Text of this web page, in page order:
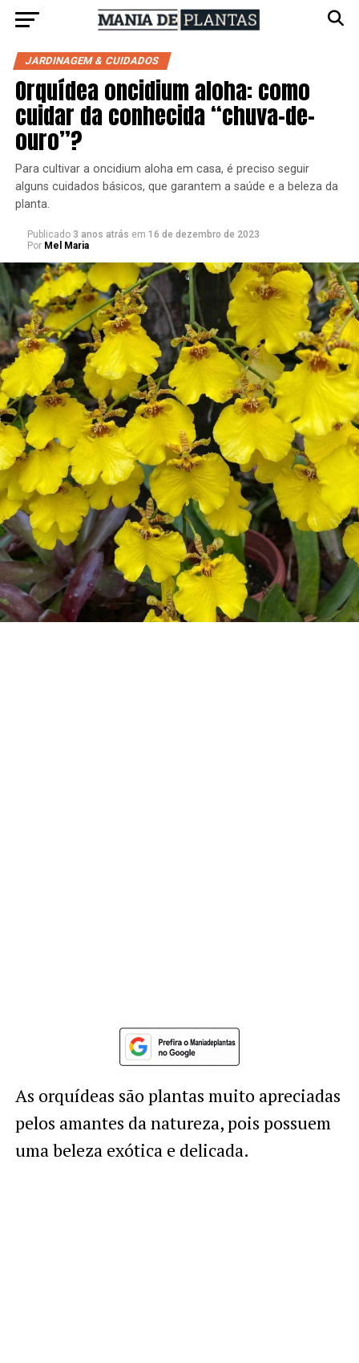
JARDINAGEM & CUIDADOS
Orquídea oncidium aloha: como
cuidar da conhecida “chuva-de-
ouro”?
Para cultivar a oncidium aloha em casa, é preciso seguir
alguns cuidados básicos, que garantem a saúde e a beleza da
planta.
Publicado 3 anos atrás em 16 de dezembro de 2023
Por Mel Maria
As orquídeas são plantas muito apreciadas
pelos amantes da natureza, pois possuem
uma beleza exótica e delicada.